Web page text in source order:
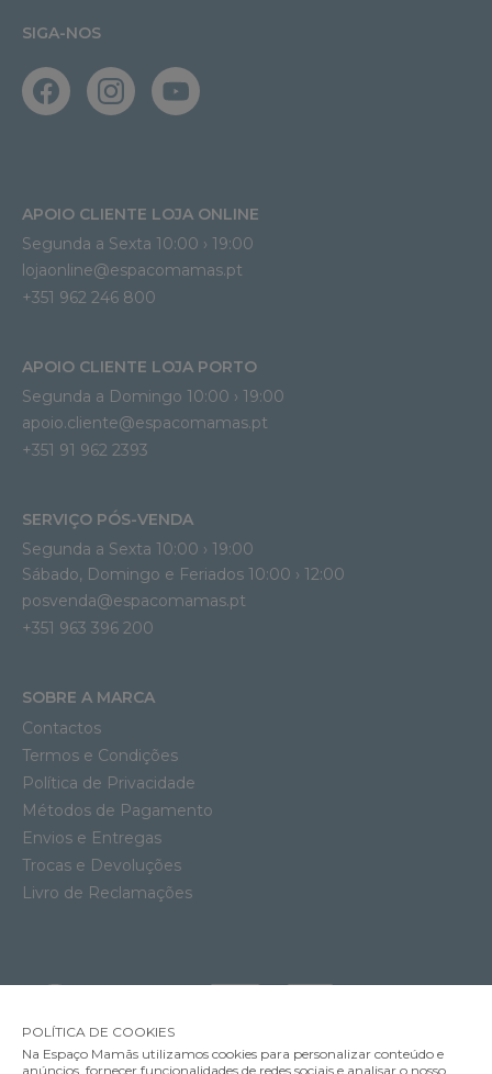
SIGA-NOS
APOIO CLIENTE LOJA ONLINE
Segunda a Sexta 10:00 › 19:00
lojaonline@espacomamas.pt
+351 962 246 800
APOIO CLIENTE LOJA PORTO
Segunda a Domingo 10:00 › 19:00
apoio.cliente@espacomamas.pt
+351 91 962 2393
SERVIÇO PÓS-VENDA
Segunda a Sexta 10:00 › 19:00
Sábado, Domingo e Feriados 10:00 › 12:00
posvenda@espacomamas.pt
+351 963 396 200
SOBRE A MARCA
Contactos
Termos e Condições
Política de Privacidade
Métodos de Pagamento
Envios e Entregas
Trocas e Devoluções
Livro de Reclamações
POLÍTICA DE COOKIES
Na Espaço Mamãs utilizamos cookies para personalizar conteúdo e
anúncios, fornecer funcionalidades de redes sociais e analisar o nosso